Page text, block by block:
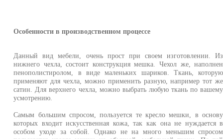
Особенности в производственном процессе
Данный вид мебели, очень прост при своем изготовлении. Из
нижнего чехла, состоит конструкция мешка. Чехол же, наполнен
пенополистиролом, в виде маленьких шариков. Ткань, которую
применяют для чехла, можно применить разную, например тот же
сатин. Для верхнего чехла, можно выбрать любую ткань по вашему
усмотрению.
Самым большим спросом, пользуется те кресло мешки, в основу
которых входит искусственная кожа, так как она не нуждается в
особом уходе за собой. Однако не на много меньшим спросом